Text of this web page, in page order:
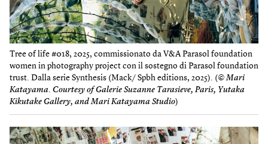
Tree of life #018, 2025, commissionato da V&A Parasol foundation
women in photography project con il sostegno di Parasol foundation
trust. Dalla serie Synthesis (Mack/ Spbh editions, 2025). (© Mari
Katayama. Courtesy of Galerie Suzanne Tarasieve, Paris, Yutaka
Kikutake Gallery, and Mari Katayama Studio)